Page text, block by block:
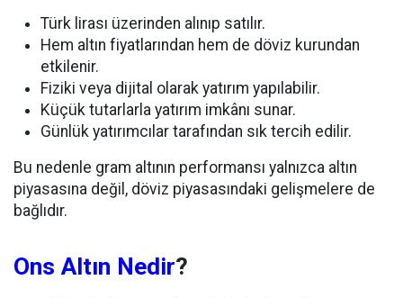
Türk lirası üzerinden alınıp satılır.
Hem altın fiyatlarından hem de döviz kurundan
etkilenir.
Fiziki veya dijital olarak yatırım yapılabilir.
Küçük tutarlarla yatırım imkânı sunar.
Günlük yatırımcılar tarafından sık tercih edilir.
Bu nedenle gram altının performansı yalnızca altın
piyasasına değil, döviz piyasasındaki gelişmelere de
bağlıdır.
Ons Altın Nedir?